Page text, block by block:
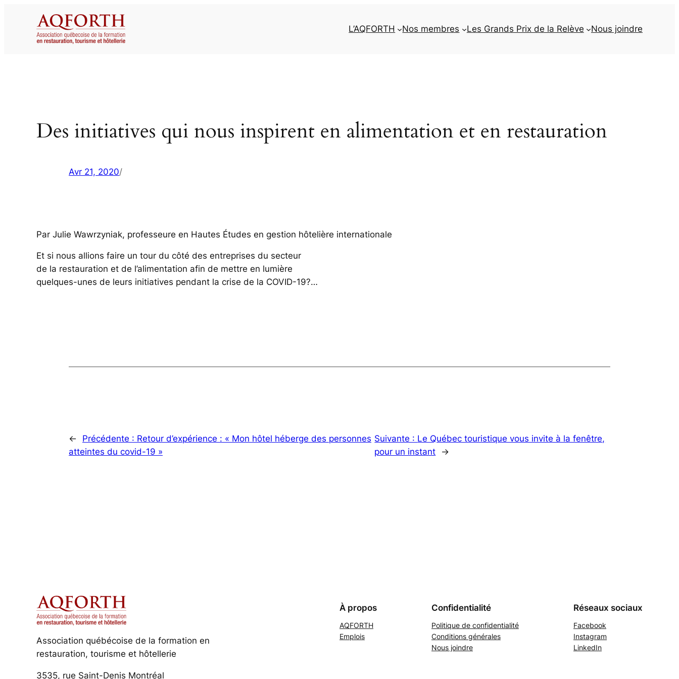
L’AQFORTH Nos membres Les Grands Prix de la Relève Nous joindre
Des initiatives qui nous inspirent en alimentation et en restauration
Avr 21, 2020/
Par Julie Wawrzyniak, professeure en Hautes Études en gestion hôtelière internationale
Et si nous allions faire un tour du côté des entreprises du secteur
de la restauration et de l’alimentation afin de mettre en lumière
quelques-unes de leurs initiatives pendant la crise de la COVID-19?…
← Précédente : Retour d’expérience : « Mon hôtel héberge des personnes
atteintes du covid-19 »
Suivante : Le Québec touristique vous invite à la fenêtre,
pour un instant
→
Association québécoise de la formation en
restauration, tourisme et hôtellerie
3535, rue Saint-Denis Montréal
À propos
AQFORTH
Emplois
Confidentialité
Politique de confidentialité
Conditions générales
Nous joindre
Réseaux sociaux
Facebook
Instagram
LinkedIn